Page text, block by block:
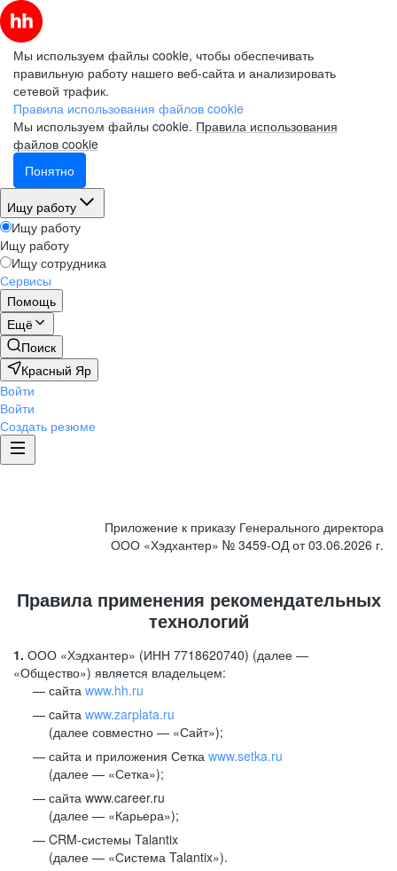
Мы используем файлы cookie, чтобы обеспечивать
правильную работу нашего веб-сайта и анализировать
сетевой трафик.
Правила использования файлов cookie
Мы используем файлы cookie. Правила использования
файлов cookie
Понятно
Ищу работу
Ищу работу
Ищу работу
Ищу сотрудника
Сервисы
Помощь
Ещё
Поиск
Красный Яр
Войти
Войти
Создать резюме
Приложение к приказу Генерального директора
ООО «Хэдхантер» № 3459-ОД от 03.06.2026 г.
Правила применения рекомендательных
технологий
1. ООО «Хэдхантер» (ИНН 7718620740) (далее —
«Общество») является владельцем:
сайта www.hh.ru
cайта www.zarplata.ru
(далее совместно — «Сайт»);
сайта и приложения Сетка www.setka.ru
(далее — «Сетка»);
сайта www.career.ru
(далее — «Карьера»);
CRM-системы Talantix
(далее — «Система Talantix»).